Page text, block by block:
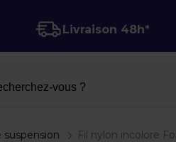
Livraison 48h*
vous ?
Fil nylon incolore